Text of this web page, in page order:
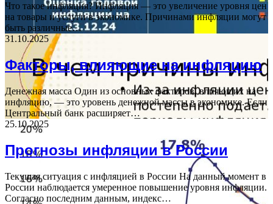
Что такое инфляция? Инфляция — это увеличение уровня цен
на товары и услуги в экономике. Причинами инфляции могут
быть различные…
31.10.2025
Факторы, влияющие на инфляцию
Денежная масса Один из основных факторов, влияющих на
инфляцию, — это уровень денежной массы в экономике. Если
Центральный банк расширяет…
25.10.2025
Прогнозы инфляции в России
Текущая ситуация с инфляцией в России На данный момент в
России наблюдается умеренное повышение уровня инфляции.
Согласно последним данным, индекс…